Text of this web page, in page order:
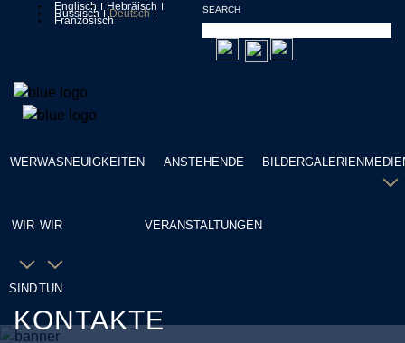
Englisch Hebräisch
Russisch Deutsch
Französisch
SEARCH
WER
WIR
SIND
WAS
WIR
TUN
NEUIGKEITEN ANSTEHENDE
VERANSTALTUNGEN
BILDERGALERIEN
KONTAKTE